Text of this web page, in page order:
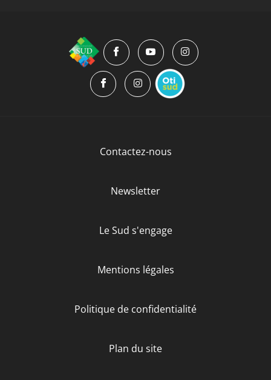
Contactez-nous
Newsletter
Le Sud s'engage
Mentions légales
Politique de confidentialité
Plan du site